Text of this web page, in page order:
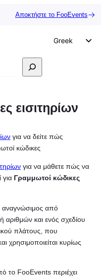
Αποκτήστε το FooEvents
Greek
Spanish
Portuguese
Polish
εισιτηρίων
για να δείτε πώς
κώδικες
για να μάθετε πώς να
για Γραμμωτοί κώδικες
αναγνώσιμος από
και ενός σχεδίου
πλάτους, που
χρησιμοποιείται κυρίως
το FooEvents περιέχει